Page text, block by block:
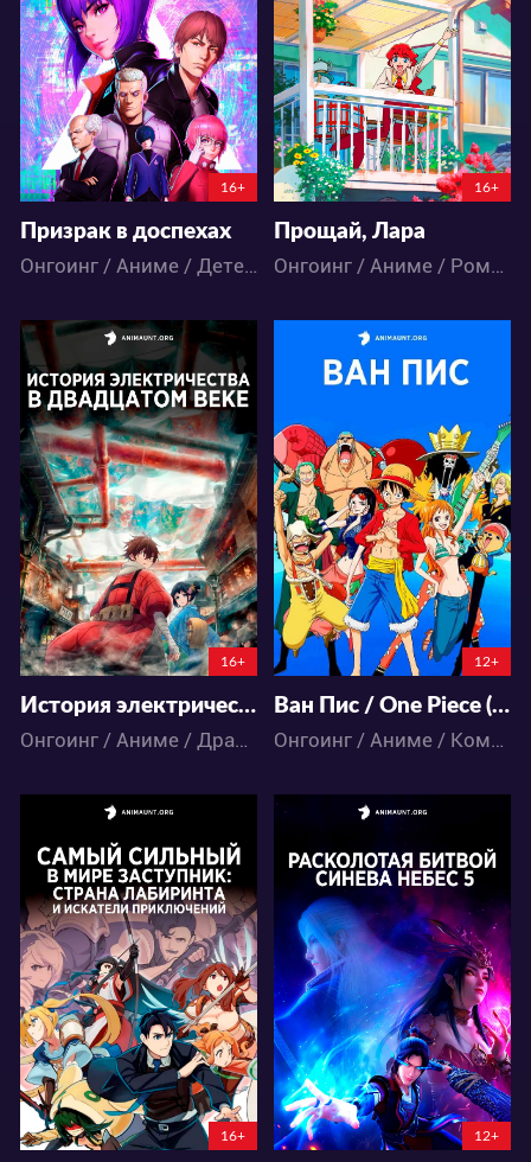
28 11
2:9:22:56
16+
Призрак в доспехах
Онгоинг / Аниме / Детектив / Психология / Триллер / Фантастика / Экшен
37 25
13:19:56
16+
Прощай, Лара
Онгоинг / Аниме / Романтика / Фэнтези
12126
19 7
13:43:56
16+
История электричества в двадцатом веке
Онгоинг / Аниме / Драма / Исторический
2100883
871 4813
12:43:56
12+
Ван Пис / One Piece (892-... В НАШЕЙ ОЗВУЧКЕ)
Онгоинг / Аниме / Комедия / Приключения / Сёнэн / Фэнтези / Экшен
18448
19 10
13:46:56
16+
338592
286 749
34:12:48:56
12+